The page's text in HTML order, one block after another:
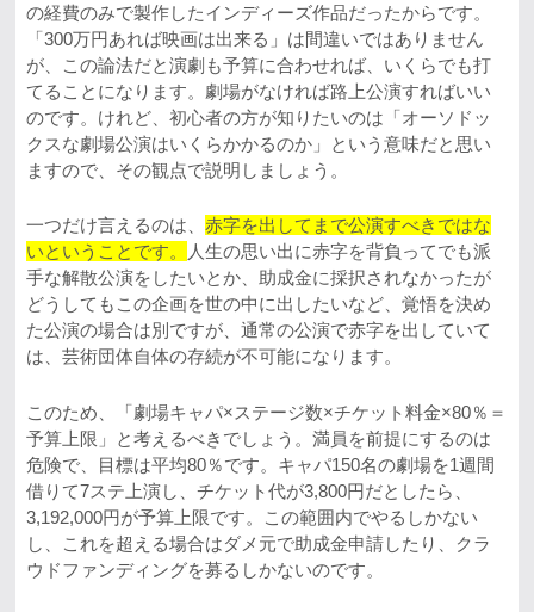
の経費のみで製作したインディーズ作品だったからです。
「300万円あれば映画は出来る」は間違いではありません
が、この論法だと演劇も予算に合わせれば、いくらでも打
てることになります。劇場がなければ路上公演すればいい
のです。けれど、初心者の方が知りたいのは「オーソドッ
クスな劇場公演はいくらかかるのか」という意味だと思い
ますので、その観点で説明しましょう。
一つだけ言えるのは、 赤字を出してまで公演すべきではな
いということです。
人生の思い出に赤字を背負ってでも派
手な解散公演をしたいとか、助成金に採択されなかったが
どうしてもこの企画を世の中に出したいなど、覚悟を決め
た公演の場合は別ですが、通常の公演で赤字を出していて
は、芸術団体自体の存続が不可能になります。
このため、「劇場キャパ×ステージ数×チケット料金×80％＝
予算上限」と考えるべきでしょう。満員を前提にするのは
危険で、目標は平均80％です。キャパ150名の劇場を1週間
借りて7ステ上演し、チケット代が3,800円だとしたら、
3,192,000円が予算上限です。この範囲内でやるしかない
し、これを超える場合はダメ元で助成金申請したり、クラ
ウドファンディングを募るしかないのです。